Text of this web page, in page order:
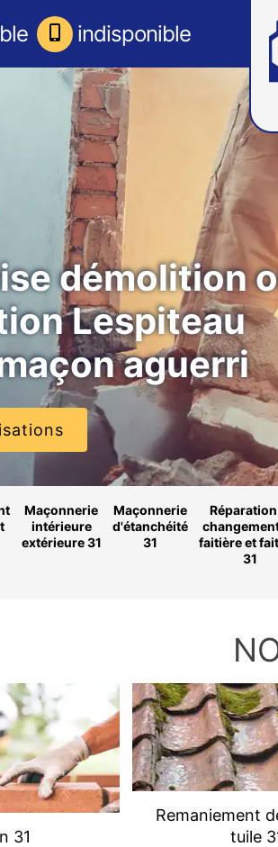
indisponible
démolition
Lespiteau
aguerri
Maçonnerie
intérieure
extérieure 31
Maçonnerie
d'étanchéité
31
faitière et
31
31
Remaniement
tuile